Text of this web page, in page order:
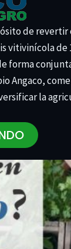
de revertir
vitivinícola de
forma
Angaco,
la